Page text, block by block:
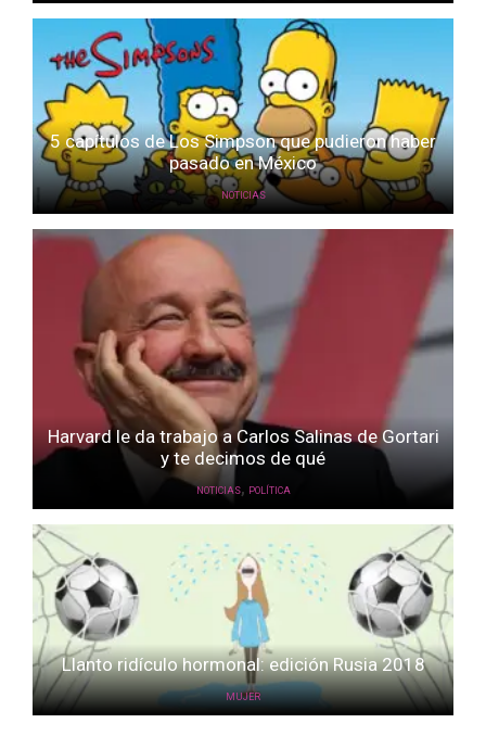
5 capítulos de Los Simpson que pudieron haber
pasado en México
NOTICIAS
Harvard le da trabajo a Carlos Salinas de Gortari
y te decimos de qué
NOTICIAS, POLÍTICA
Llanto ridículo hormonal: edición Rusia 2018
MUJER